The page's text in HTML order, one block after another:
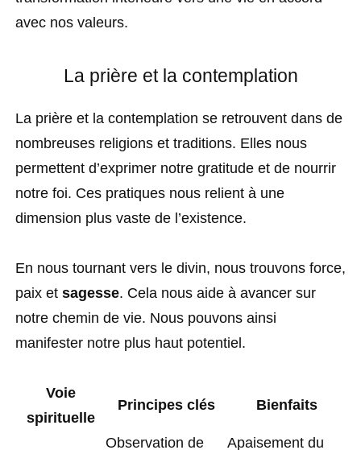
avec nos valeurs.
La prière et la contemplation
La prière et la contemplation se retrouvent dans de
nombreuses religions et traditions. Elles nous
permettent d’exprimer notre gratitude et de nourrir
notre foi. Ces pratiques nous relient à une
dimension plus vaste de l’existence.
En nous tournant vers le divin, nous trouvons force,
paix et sagesse. Cela nous aide à avancer sur
notre chemin de vie. Nous pouvons ainsi
manifester notre plus haut potentiel.
Voie
spirituelle
Principes clés Bienfaits
Observation de Apaisement du